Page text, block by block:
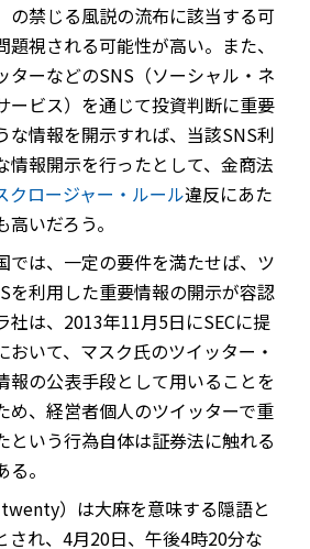
の禁じる風説の流布に該当する可
視される可能性が高い。また、
ターなどのSNS（ソーシャル・ネ
ービス）を通じて投資判断に重要
な情報を開示すれば、当該SNS利
情報開示を行ったとして、金商法
クロージャー・ルール違反にあた
いだろう。
では、一定の要件を満たせば、ツ
を利用した重要情報の開示が容認
社は、2013年11月5日にSECに提
おいて、マスク氏のツイッター・
報の公表手段として用いることを
め、経営者個人のツイッターで重
という行為自体は証券法に触れる
。
twenty）は大麻を意味する隠語と
され、4月20日、午後4時20分な